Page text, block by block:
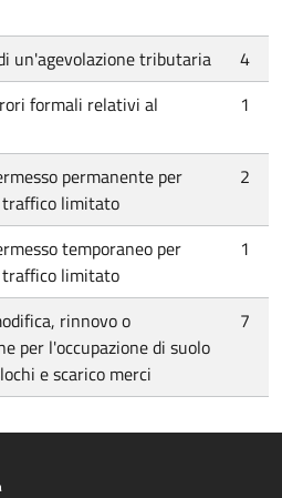
un'agevolazione tributaria
4
formali relativi al
1
permanente per
traffico limitato
2
temporaneo per
traffico limitato
1
rinnovo o
per l'occupazione di suolo
e scarico merci
7